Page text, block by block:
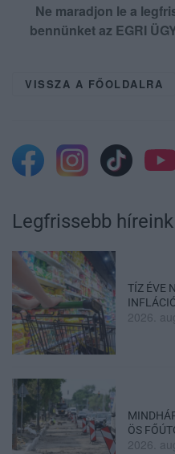
Ne maradjon le a
bennünket az EGRI
VISSZA A FŐOLDALRA
Legfrissebb híreink
TÍZ ÉVE
2026.
ÖS
2026.